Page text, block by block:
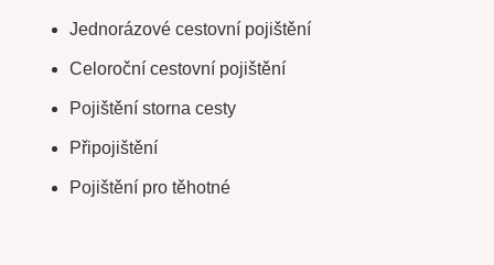
Jednorázové cestovní pojištění
Celoroční cestovní pojištění
Pojištění storna cesty
Připojištění
Pojištění pro těhotné